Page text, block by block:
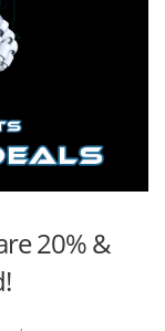
20% &